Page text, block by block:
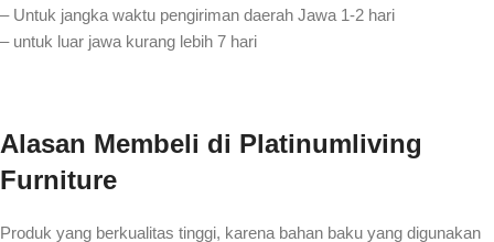
– Untuk jangka waktu pengiriman daerah Jawa 1-2 hari
– untuk luar jawa kurang lebih 7 hari
Alasan Membeli di Platinumliving
Furniture
Produk yang berkualitas tinggi, karena bahan baku yang digunakan